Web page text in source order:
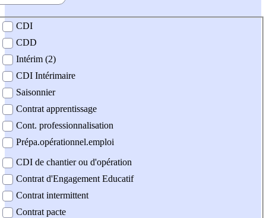
contrat
CDI
CDD
Intérim (2)
CDI Intérimaire
Saisonnier
Contrat apprentissage
Cont. professionnalisation
Prépa.opérationnel.emploi
CDI de chantier ou d'opération
Contrat d'Engagement Educatif
Contrat intermittent
Contrat pacte